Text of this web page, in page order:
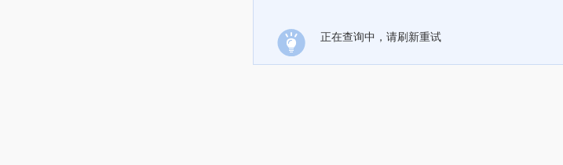
正在查询中，请刷新重试